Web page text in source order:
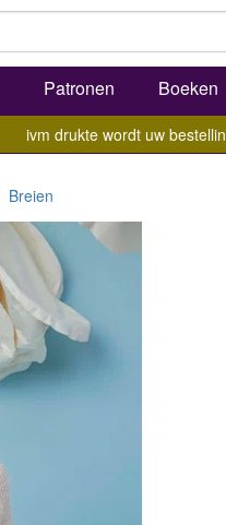
Patronen Boeken
ivm drukte wordt uw
Breien